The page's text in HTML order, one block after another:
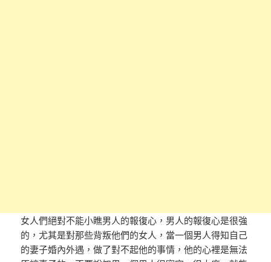
女人們絕對不能小瞧男人的報復心，男人的報復心是很強
的，尤其是對那些背叛他們的女人，當一個男人得知自己
的妻子婚內外遇，做了對不起他的事情，他的心裡是無法